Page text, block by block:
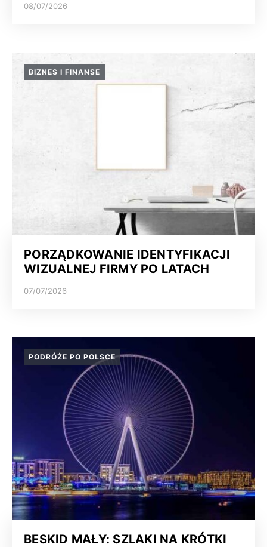
08/07/2026
BIZNES I FINANSE
PORZĄDKOWANIE IDENTYFIKACJI
WIZUALNEJ FIRMY PO LATACH
07/07/2026
PODRÓŻE PO POLSCE
BESKID MAŁY: SZLAKI NA KRÓTKI